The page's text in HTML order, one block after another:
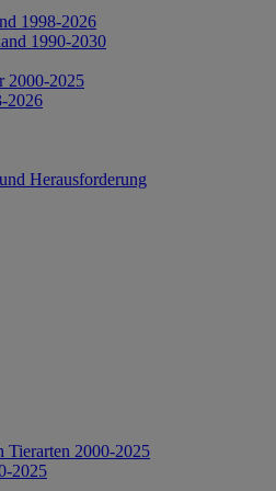
1998-2026
1990-2030
2000-2025
2026
Herausforderung
Tierarten 2000-2025
2025